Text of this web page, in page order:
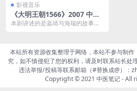
影视音乐
《大明王朝1566》2007 中国
大陆 4K+2K修复 [国语 46集 1
本剧讲述的是嘉靖与海瑞的故事。
本站所有资源收集整理于网络，本站不参与制
究，如不慎侵犯了您的权利，请及时联系站长处
违法举报/投稿等联系邮箱（#替换成@）
Copyright © 2021 中医笔记- All